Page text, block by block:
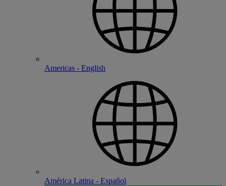
Americas - English
América Latina - Español